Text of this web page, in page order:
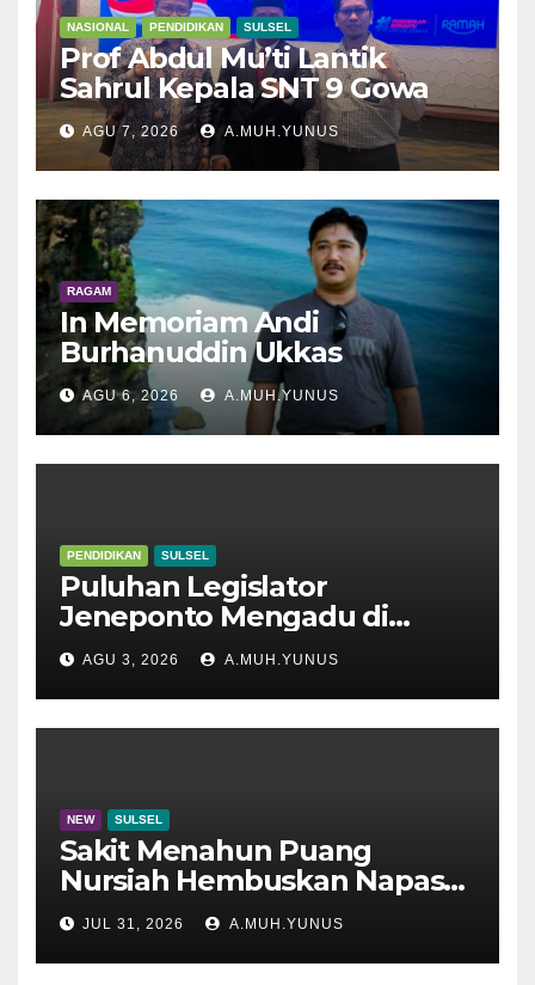
NASIONAL PENDIDIKAN SULSEL
Prof Abdul Mu’ti Lantik
Sahrul Kepala SNT 9 Gowa
AGU 7, 2026 A.MUH.YUNUS
RAGAM
In Memoriam Andi
Burhanuddin Ukkas
AGU 6, 2026 A.MUH.YUNUS
PENDIDIKAN SULSEL
Puluhan Legislator
Jeneponto Mengadu di
Disdik Sulsel
AGU 3, 2026 A.MUH.YUNUS
NEW SULSEL
Sakit Menahun Puang
Nursiah Hembuskan Napas
Terakhir
JUL 31, 2026 A.MUH.YUNUS